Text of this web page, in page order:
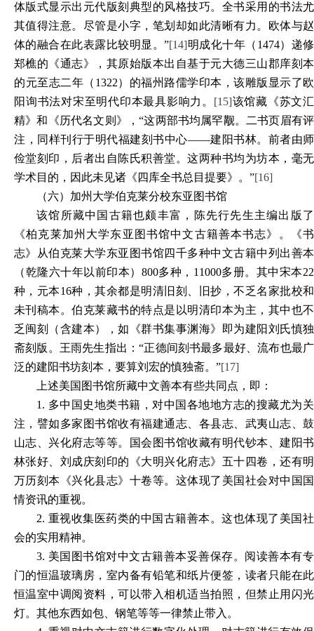
体版式显示出元代版刻典型的风格技巧。全书采用的书法尤
其值得注意。尽管是小字，笔划却如此清晰有力。欧体与赵
体的融合在此表露比较明显。”[14]明成化十年（1474）递修
郑樵的《通志》，其原始版本出自基于元大德三山郡庠刻本
的元至志二年（1322）的福州路儒学印本，该雕版显示了欧
阳询书法对宋至明代印本最具影响力。 [15]该馆藏《苏文汇
精》和《历代名文则》，“这两部书均属罕觏。二书页眉有评
注，同样刊行于明代福建刻书中心——建阳书林。前者由师
俭堂刻印，后者出自陈氏积善堂。这两种书均为坊本，毫无
学术目的，因此未见诸《四库全书总目提要》。”[16]
（六）加州大学伯克莱分校东亚图书馆
该馆所藏中国古籍也颇丰富，陈先行先生主编出版了
《柏克莱加州大学东亚图书馆中文古籍善本书志》。《书
志》从伯克莱大学东亚图书馆四千多种中文古籍中列出善本
（乾隆六十年以前印本）800多种，11000多册。其中宋本22
种，元本16种，其余都是明清旧刻、旧抄，不乏名家批校和
未刊稿本。伯克莱藏书的特点是以明清印本为主，其中也不
乏闽刻（含建本），如《群书集事渊海》即为建阳刘氏慎独
斋刻版。王雨先生指出：“正德间刻书最多最好、流布也最广
泛的建阳书坊刻本，要算刘宏的慎独斋。”[17]
上述美国图书馆所藏中文善本有些共同点，即：
1. 多中国史地类书籍，对中国各地地方志的搜藏尤为关
注，譬如多家图书馆收有福建通志、各县志、武夷山志、鼓
山志、兴化府志等等。国会图书馆收藏有明代钞本、建阳书
林张好、刘成庆刻印的《大明兴化府志》五十四卷，还有明
万历刻本《兴化县志》十卷等。这体现了美国社会对中国国
情资讯的重视。
2. 重视收集医药类的中国古籍善本。这也体现了美国社
会的实用精神。
3. 美国图书馆对中文古籍善本妥善保存。阅读善本有专
门的恒温玻璃房，室内备有铅笔和纸片便签，读者只能在此
恒温室中调阅资料，可以带入相机适当拍照，但禁止用闪光
灯。其他东西如包、钢笔等等一律禁止带入。